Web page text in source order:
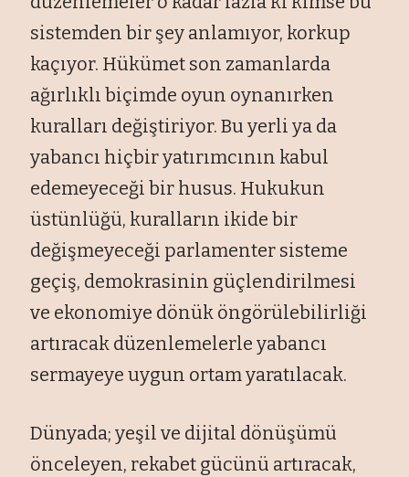
sistemden bir şey anlamıyor, korkup
kaçıyor. Hükümet son zamanlarda
ağırlıklı biçimde oyun oynanırken
kuralları değiştiriyor. Bu yerli ya da
yabancı hiçbir yatırımcının kabul
edemeyeceği bir husus. Hukukun
üstünlüğü, kuralların ikide bir
değişmeyeceği parlamenter sisteme
geçiş, demokrasinin güçlendirilmesi
ve ekonomiye dönük öngörülebilirliği
artıracak düzenlemelerle yabancı
sermayeye uygun ortam yaratılacak.
Dünyada; yeşil ve dijital dönüşümü
önceleyen, rekabet gücünü artıracak,